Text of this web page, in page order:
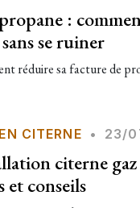
:
se ruiner
réduire sa facture de
CITERNE • 23/
citerne
et conseils